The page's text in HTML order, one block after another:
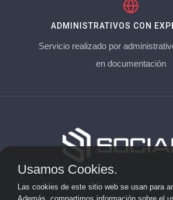
ADMINISTRATIVOS CON
Servicio realizado por
en documentación
Aviso Legal
Usamos Cookies.
Las cookies de este sitio web se usan para